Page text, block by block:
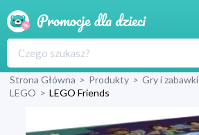
Produkty
Sklepy
Strona Główna > Produkty > Gry i zabawki
LEGO > LEGO Friends